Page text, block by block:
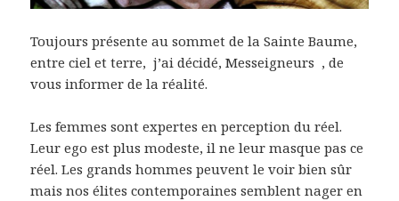
Toujours présente au sommet de la Sainte Baume,
entre ciel et terre, j’ai décidé, Messeigneurs , de
vous informer de la réalité.
Les femmes sont expertes en perception du réel.
Leur ego est plus modeste, il ne leur masque pas ce
réel. Les grands hommes peuvent le voir bien sûr
mais nos élites contemporaines semblent nager en